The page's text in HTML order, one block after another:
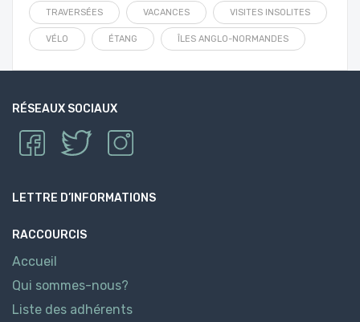
TRAVERSÉES VACANCES VISITES INSOLITES
VÉLO ÉTANG ÎLES ANGLO-NORMANDES
RÉSEAUX SOCIAUX
LETTRE D’INFORMATIONS
RACCOURCIS
Accueil
Qui sommes-nous?
Liste des adhérents